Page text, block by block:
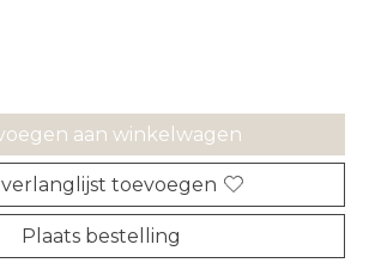
aan winkelwagen
toevoegen
Plaats bestelling